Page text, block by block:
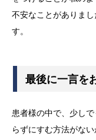
不安なことがありま
す。
最後に一言を
患者様の中で、少し
らずにすむ方法がな